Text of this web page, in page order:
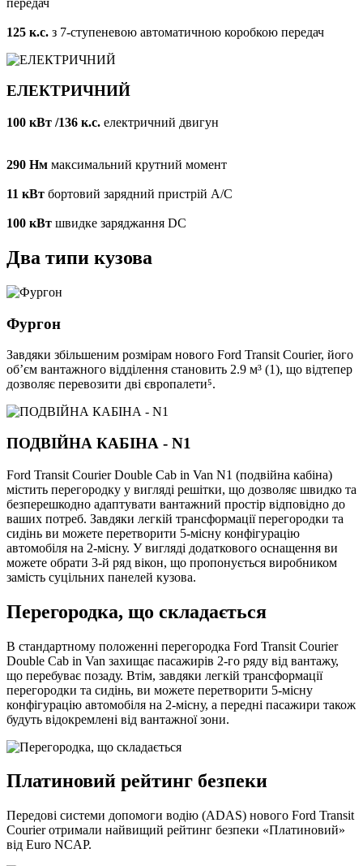
125 к.с. з 7-ступеневою автоматичною коробкою передач
ЕЛЕКТРИЧНИЙ
100 кВт /136 к.с. електричний двигун
290 Нм максимальний крутний момент
11 кВт бортовий зарядний пристрій А/С
100 кВт швидке заряджання DC
Два типи кузова
Фургон
Завдяки збільшеним розмірам нового Ford Transit Courier, його
об’єм вантажного відділення становить 2.9 м³ (1), що відтепер
дозволяє перевозити дві європалети⁵.
ПОДВІЙНА КАБІНА - N1
Ford Transit Courier Double Cab in Van N1 (подвійна кабіна)
містить перегородку у вигляді решітки, що дозволяє швидко та
безперешкодно адаптувати вантажний простір відповідно до
ваших потреб. Завдяки легкій трансформації перегородки та
сидінь ви можете перетворити 5-місну конфігурацію
автомобіля на 2-місну. У вигляді додаткового оснащення ви
можете обрати 3-й ряд вікон, що пропонується виробником
замість суцільних панелей кузова.
Перегородка, що складається
В стандартному положенні перегородка Ford Transit Courier
Double Cab in Van захищає пасажирів 2-го ряду від вантажу,
що перебуває позаду. Втім, завдяки легкій трансформації
перегородки та сидінь, ви можете перетворити 5-місну
конфігурацію автомобіля на 2-місну, а передні пасажири також
будуть відокремлені від вантажної зони.
Платиновий рейтинг безпеки
Передові системи допомоги водію (ADAS) нового Ford Transit
Courier отримали найвищий рейтинг безпеки «Платиновий»
від Euro NCAP.